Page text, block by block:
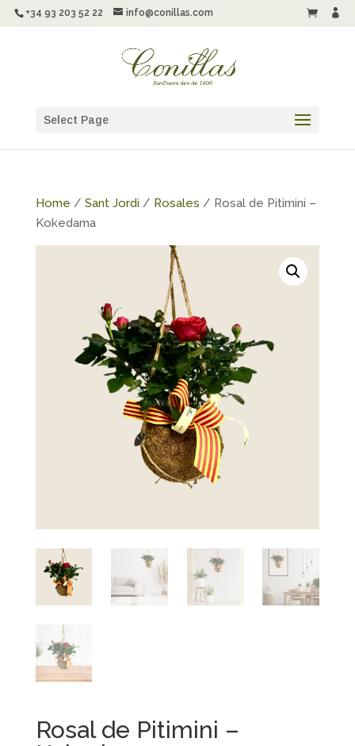
+34 93 203 52 22 info@conillas.com 

Select Page
Home / Sant Jordi / Rosales / Rosal de Pitimini –
Kokedama
Rosal de Pitimini –